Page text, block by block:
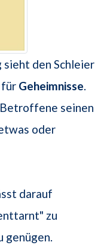
sieht den Schleier
für Geheimnisse.
seinen
oder
darauf
zu
genügen.